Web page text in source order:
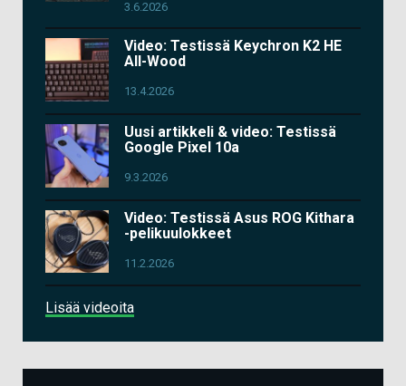
3.6.2026
Video: Testissä Keychron K2 HE
All-Wood
13.4.2026
Uusi artikkeli & video: Testissä
Google Pixel 10a
9.3.2026
Video: Testissä Asus ROG Kithara
-pelikuulokkeet
11.2.2026
Lisää videoita